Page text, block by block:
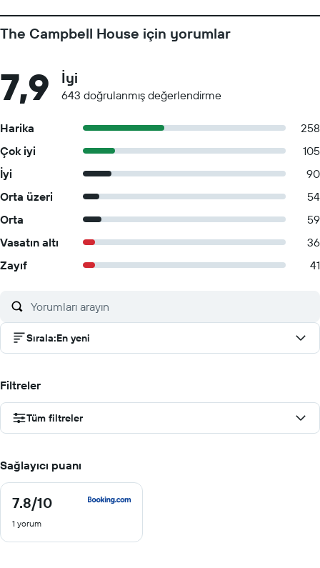
The Campbell House için yorumlar
7,9 İyi
643 doğrulanmış değerlendirme
Harika
258
Çok iyi
105
İyi
90
Orta üzeri
54
Orta
59
Vasatın altı
36
Zayıf
41
Sırala:En yeni
Filtreler
Tüm filtreler
Sağlayıcı puanı
7.8/10
7.8
10
1 yorum